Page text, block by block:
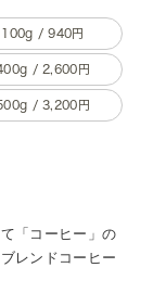
100g / 940円
/ 2,600円
/ 3,200円
「コーヒー」の
レンドコーヒー